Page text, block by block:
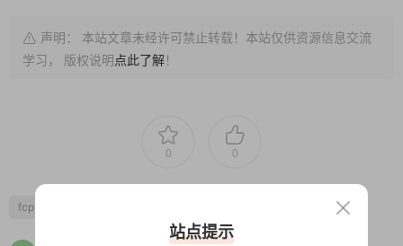
声明： 本站文章未经许可禁止转载！本站仅供资源信息交流
学习， 版权说明点此了解！
0 0
fcpx字幕
站点提示